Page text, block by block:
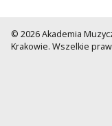
© 2026 Akademia
Krakowie. Wszelkie